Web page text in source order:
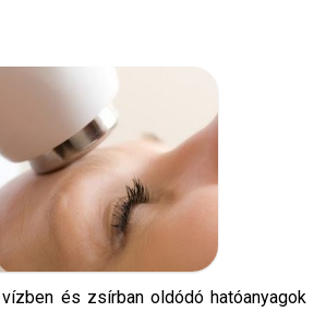
és zsírban oldódó hatóanyagok